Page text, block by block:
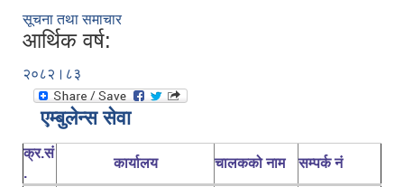
सूचना तथा समाचार
आर्थिक वर्ष:
२०८२।८३
एम्बुलेन्स सेवा
क्र.सं
.
कार्यालय चालकको नाम सम्पर्क नं